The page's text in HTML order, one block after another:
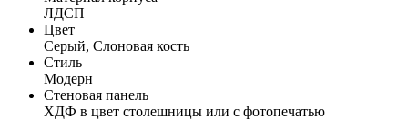
ЛДСП
Цвет
Серый, Слоновая кость
Стиль
Модерн
Стеновая панель
ХДФ в цвет столешницы или с фотопечатью